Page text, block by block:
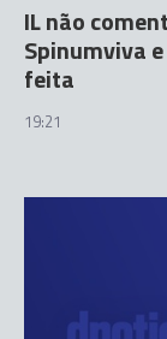
IL não
Spinumviva
feita
19:21